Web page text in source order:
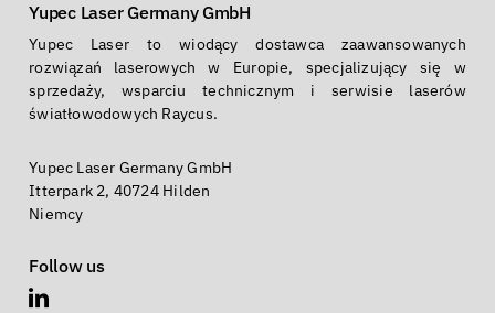
Yupec Laser Germany GmbH
Yupec Laser to wiodący dostawca zaawansowanych
rozwiązań laserowych w Europie, specjalizujący się w
sprzedaży, wsparciu technicznym i serwisie laserów
światłowodowych Raycus.
Yupec Laser Germany GmbH
Itterpark 2, 40724 Hilden
Niemcy
Follow us